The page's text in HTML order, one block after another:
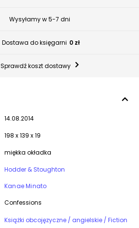
Wysyłamy w 5-7 dni
Dostawa do księgarni 0 zł
Sprawdź koszt dostawy
14.08.2014
198 x 139 x 19
miękka okładka
Hodder & Stoughton
Kanae Minato
Confessions
Książki obcojęzyczne / angielskie / Fiction